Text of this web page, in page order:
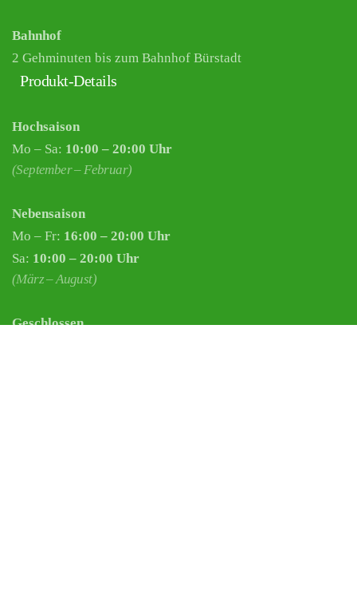
Bahnhof
2 Gehminuten bis zum Bahnhof Bürstadt
Produkt-Details
Hochsaison
Mo – Sa: 10:00 – 20:00 Uhr
(September – Februar)
Nebensaison
Mo – Fr: 16:00 – 20:00 Uhr
Sa: 10:00 – 20:00 Uhr
(März – August)
Geschlossen